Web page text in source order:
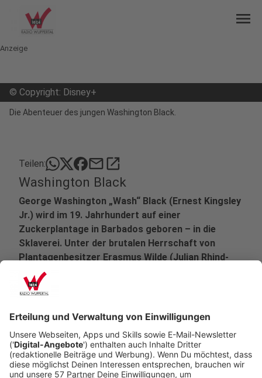
menu
Anzeige
© Copyright: Disney+
Die Abenteuer des jungen Washington Black.
Teilen: mailopen_in_new
Washington Black
George Washington „Wash“ Black (Ernest Kingsley
Jr.) wird im 19. Jahrhundert auf einer
Zuckerplantage in Barbados geboren – in die
Sklaverei. Unter der brutalen Herrschaft von
Plantagenbesitzer Erasmus Wilde (Julian Rhind-
Tutt) scheint sein Leben vorherbestimmt. Doch als
dessen jüngerer Bruder Christopher (Tom Ellis) in
Georges Leben tritt, ändert sich alles: Er erkennt
Washs außergewöhnliches Talent für
Jungen.
Veröffentlicht:Sonntag, 27.07.2025 11:04